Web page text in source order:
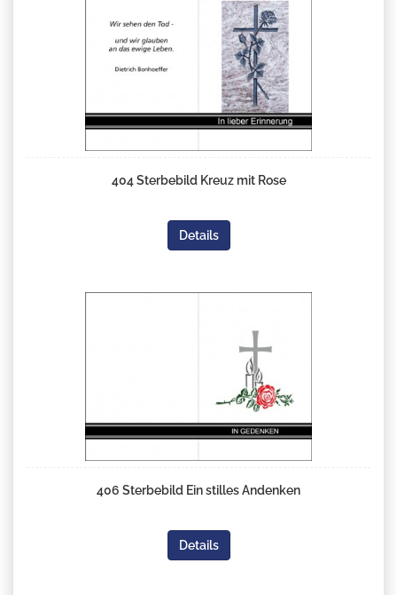
404 Sterbebild Kreuz mit Rose
Details
406 Sterbebild Ein stilles Andenken
Details